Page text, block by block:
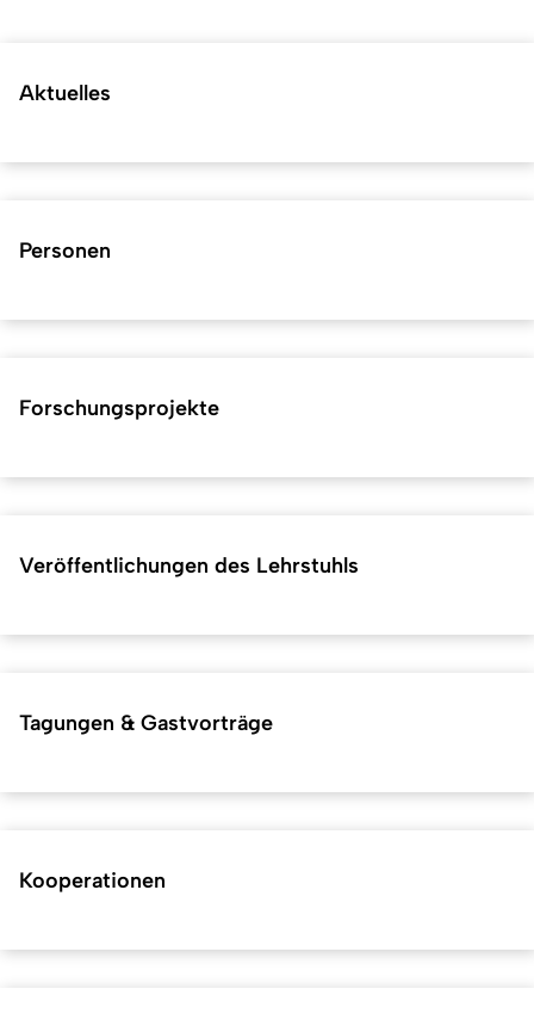
Aktuelles
Personen
Forschungsprojekte
Veröffentlichungen des Lehrstuhls
Tagungen & Gastvorträge
Kooperationen